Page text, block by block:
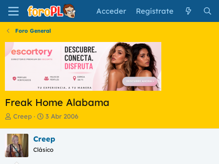
Acceder Regístrate
Foro General
Freak Home Alabama
I
i
c
i
a
Creep
F
h
a
3 Abr 2006
Creep
Clásico